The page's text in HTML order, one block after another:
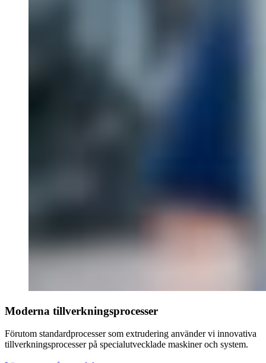
Moderna tillverkningsprocesser
Förutom standardprocesser som extrudering använder vi innovativa
tillverkningsprocesser på specialutvecklade maskiner och system.